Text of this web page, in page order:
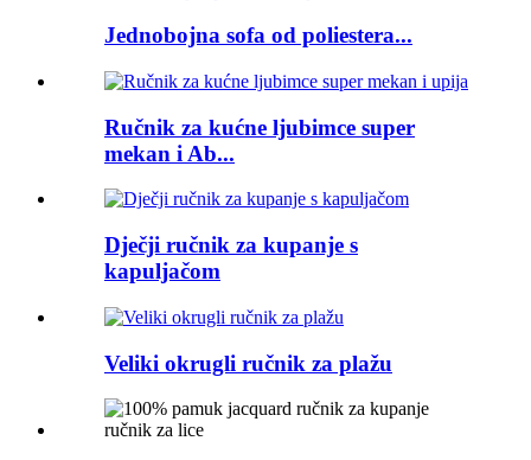
Jednobojna sofa od poliestera...
Ručnik za kućne ljubimce super
mekan i Ab...
Dječji ručnik za kupanje s
kapuljačom
Veliki okrugli ručnik za plažu